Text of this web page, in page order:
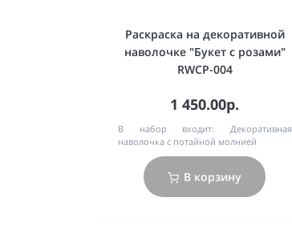
Раскраска на декоративной
наволочке "Букет с розами"
RWCP-004
1 450.00р.
В набор входит:
Декоративная
наволочка с потайной молнией
В корзину